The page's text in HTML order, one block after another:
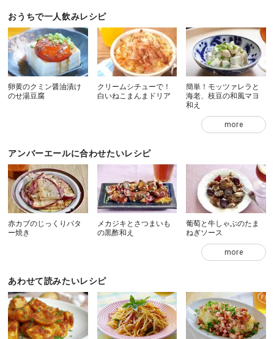
おうちで一人飲みレシピ
卵黄のクミン醤油漬け
のせ湯豆腐
クリームシチューで！
白いねこまんまドリア
簡単！モッツァレラと
海老、枝豆の和風マヨ
和え
more
アンバーエールに合わせたいレシピ
赤カブのじっくりバタ
ー焼き
メカジキとさつまいも
の黒酢和え
葡萄と牛しゃぶのたま
ねぎソース
more
あわせて読みたいレシピ